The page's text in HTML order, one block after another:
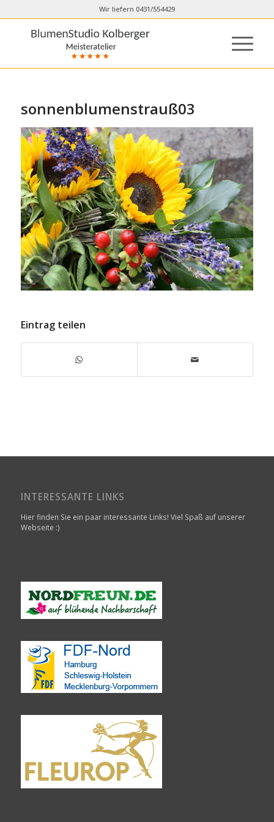
Wir liefern 0431/554429
sonnenblumenstrauß03
Eintrag teilen
INTERESSANTE LINKS
Hier finden Sie ein paar interessante Links! Viel Spaß auf unserer
Webseite :)